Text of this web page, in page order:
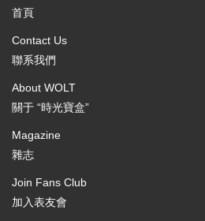
首頁
Contact Us
聯系我們
About WOLT
關于 “時光寶盒”
Magazine
雜志
Join Fans Club
加入表友會